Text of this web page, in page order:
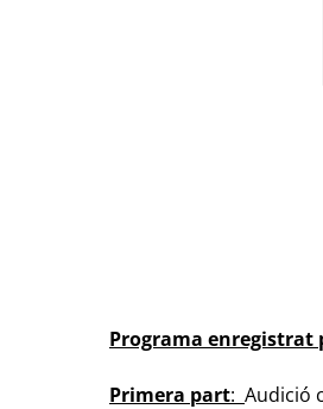
Programa enregistrat
Primera part: Audició